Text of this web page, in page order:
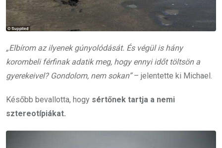
„Elbírom az ilyenek gúnyolódását. És végül is hány
korombeli férfinak adatik meg, hogy ennyi időt töltsön a
gyerekeivel? Gondolom, nem sokan”– jelentette ki Michael.
Később bevallotta, hogy sértőnek tartja a nemi
sztereotípiákat.